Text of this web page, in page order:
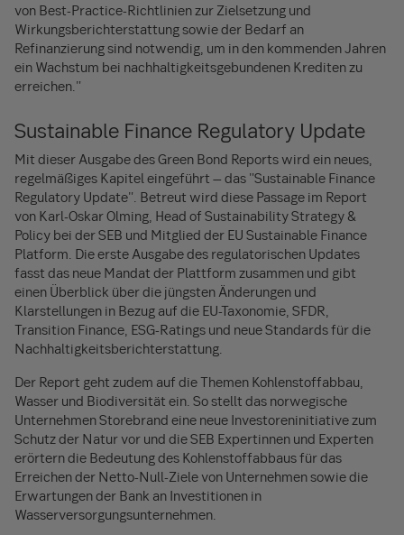
von Best-Practice-Richtlinien zur Zielsetzung und
Wirkungsberichterstattung sowie der Bedarf an
Refinanzierung sind notwendig, um in den kommenden Jahren
ein Wachstum bei nachhaltigkeitsgebundenen Krediten zu
erreichen."
Sustainable Finance Regulatory Update
Mit dieser Ausgabe des Green Bond Reports wird ein neues,
regelmäßiges Kapitel eingeführt – das "Sustainable Finance
Regulatory Update". Betreut wird diese Passage im Report
von Karl-Oskar Olming, Head of Sustainability Strategy &
Policy bei der SEB und Mitglied der EU Sustainable Finance
Platform. Die erste Ausgabe des regulatorischen Updates
fasst das neue Mandat der Plattform zusammen und gibt
einen Überblick über die jüngsten Änderungen und
Klarstellungen in Bezug auf die EU-Taxonomie, SFDR,
Transition Finance, ESG-Ratings und neue Standards für die
Nachhaltigkeitsberichterstattung.
Der Report geht zudem auf die Themen Kohlenstoffabbau,
Wasser und Biodiversität ein. So stellt das norwegische
Unternehmen Storebrand eine neue Investoreninitiative zum
Schutz der Natur vor und die SEB Expertinnen und Experten
erörtern die Bedeutung des Kohlenstoffabbaus für das
Erreichen der Netto-Null-Ziele von Unternehmen sowie die
Erwartungen der Bank an Investitionen in
Wasserversorgungsunternehmen.